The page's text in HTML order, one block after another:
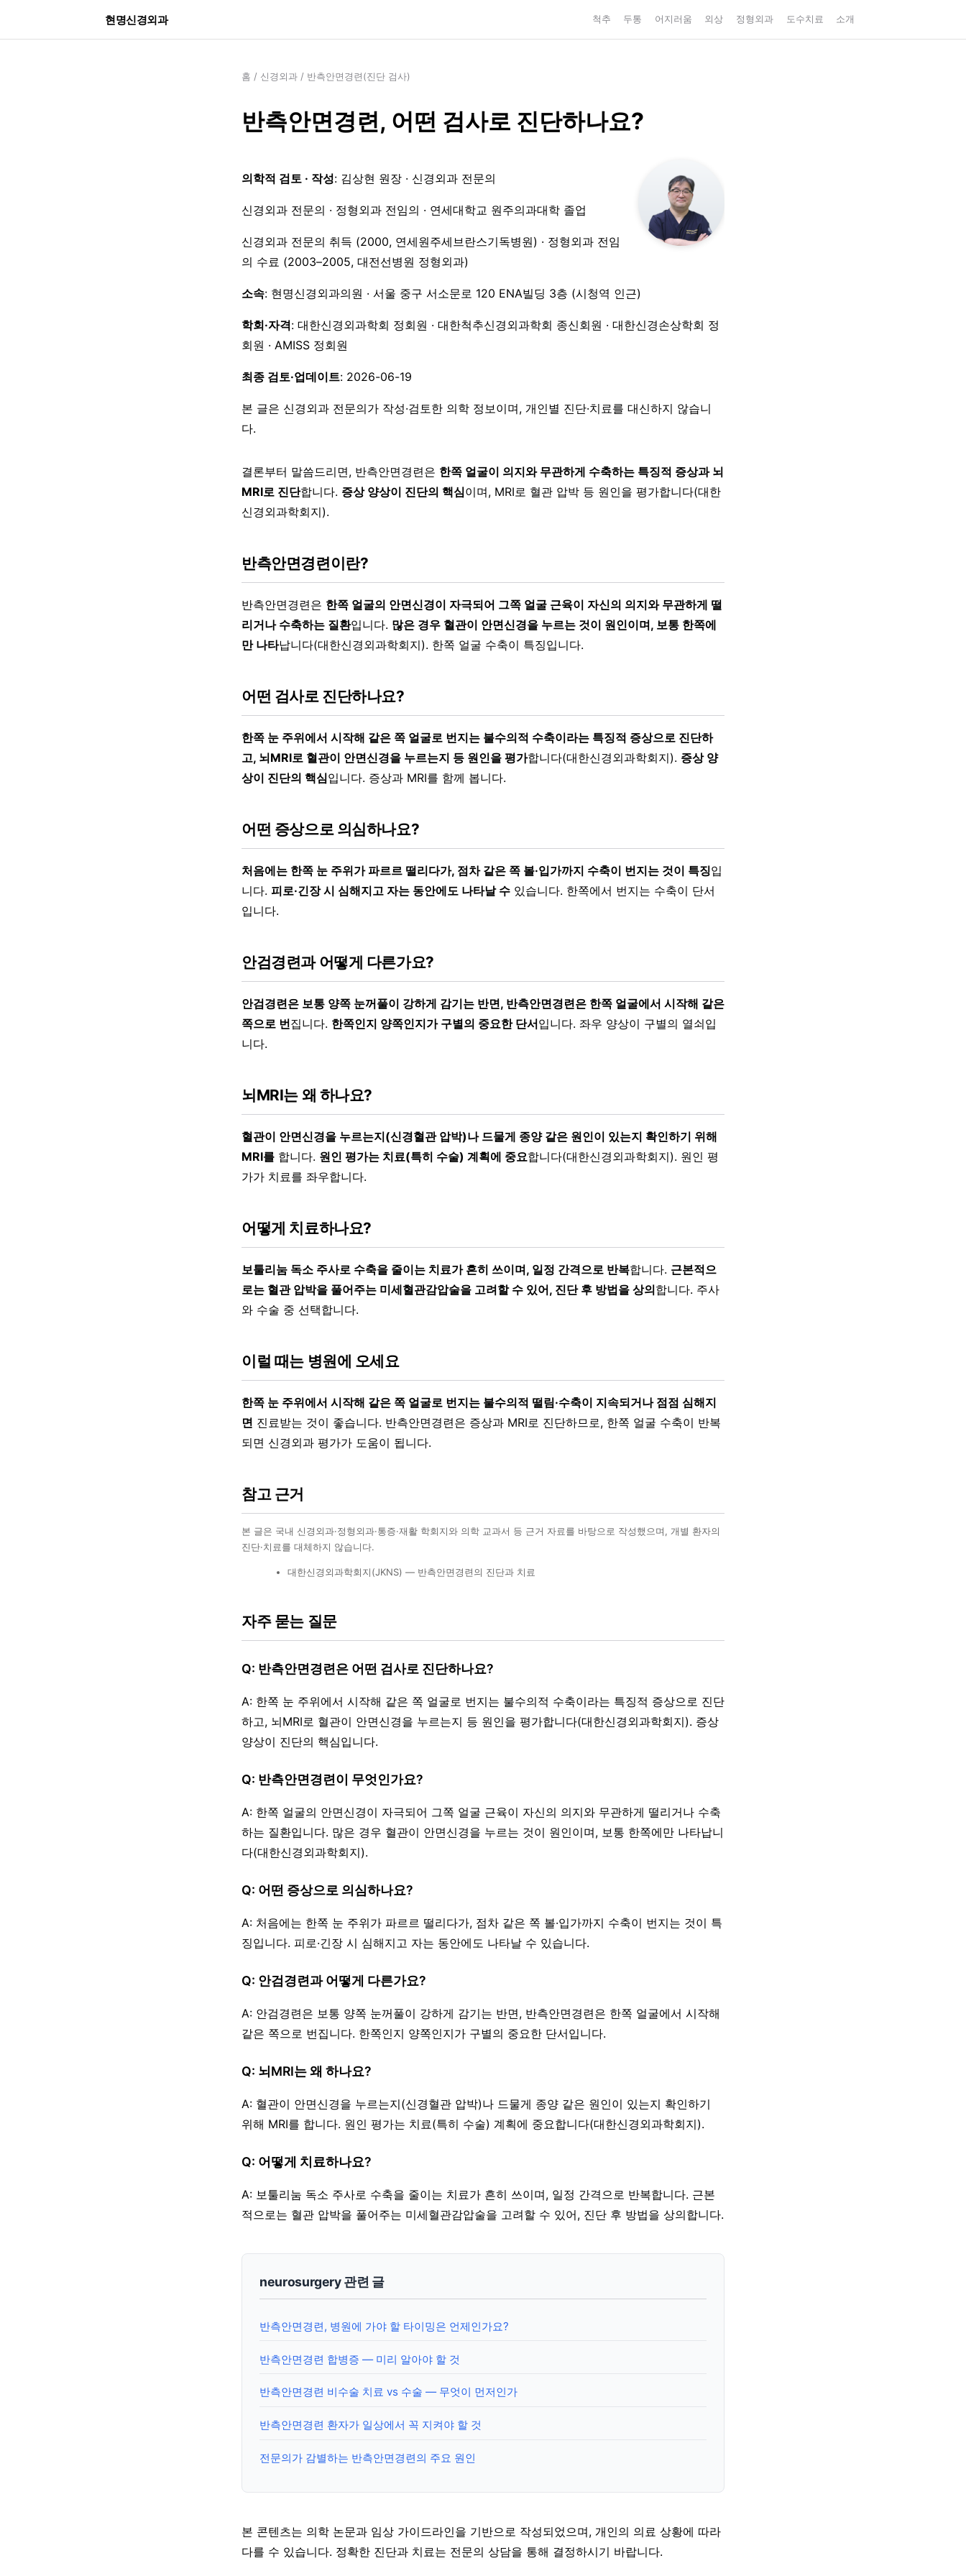
현명신경외과 척추 두통 어지러움 외상 정형외과 도수치료 소개
홈 / 신경외과 / 반측안면경련(진단 검사)
반측안면경련, 어떤 검사로 진단하나요?
의학적 검토 · 작성: 김상현 원장 · 신경외과 전문의
신경외과 전문의 · 정형외과 전임의 · 연세대학교 원주의과대학 졸업
신경외과 전문의 취득 (2000, 연세원주세브란스기독병원) · 정형외과 전임
의 수료 (2003–2005, 대전선병원 정형외과)
소속: 현명신경외과의원 · 서울 중구 서소문로 120 ENA빌딩 3층 (시청역 인근)
학회·자격: 대한신경외과학회 정회원 · 대한척추신경외과학회 종신회원 · 대한신경손상학회 정
회원 · AMISS 정회원
최종 검토·업데이트: 2026-06-19
본 글은 신경외과 전문의가 작성·검토한 의학 정보이며, 개인별 진단·치료를 대신하지 않습니
다.
결론부터 말씀드리면, 반측안면경련은 한쪽 얼굴이 의지와 무관하게 수축하는 특징적 증상과 뇌
MRI로 진단합니다. 증상 양상이 진단의 핵심이며, MRI로 혈관 압박 등 원인을 평가합니다(대한
신경외과학회지).
반측안면경련이란?
반측안면경련은 한쪽 얼굴의 안면신경이 자극되어 그쪽 얼굴 근육이 자신의 의지와 무관하게 떨
리거나 수축하는 질환입니다. 많은 경우 혈관이 안면신경을 누르는 것이 원인이며, 보통 한쪽에
만 나타납니다(대한신경외과학회지). 한쪽 얼굴 수축이 특징입니다.
어떤 검사로 진단하나요?
한쪽 눈 주위에서 시작해 같은 쪽 얼굴로 번지는 불수의적 수축이라는 특징적 증상으로 진단하
고, 뇌MRI로 혈관이 안면신경을 누르는지 등 원인을 평가합니다(대한신경외과학회지). 증상 양
상이 진단의 핵심입니다. 증상과 MRI를 함께 봅니다.
어떤 증상으로 의심하나요?
처음에는 한쪽 눈 주위가 파르르 떨리다가, 점차 같은 쪽 볼·입가까지 수축이 번지는 것이 특징입
니다. 피로·긴장 시 심해지고 자는 동안에도 나타날 수 있습니다. 한쪽에서 번지는 수축이 단서
입니다.
안검경련과 어떻게 다른가요?
안검경련은 보통 양쪽 눈꺼풀이 강하게 감기는 반면, 반측안면경련은 한쪽 얼굴에서 시작해 같은
쪽으로 번집니다. 한쪽인지 양쪽인지가 구별의 중요한 단서입니다. 좌우 양상이 구별의 열쇠입
니다.
뇌MRI는 왜 하나요?
혈관이 안면신경을 누르는지(신경혈관 압박)나 드물게 종양 같은 원인이 있는지 확인하기 위해
MRI를 합니다. 원인 평가는 치료(특히 수술) 계획에 중요합니다(대한신경외과학회지). 원인 평
가가 치료를 좌우합니다.
어떻게 치료하나요?
보툴리눔 독소 주사로 수축을 줄이는 치료가 흔히 쓰이며, 일정 간격으로 반복합니다. 근본적으
로는 혈관 압박을 풀어주는 미세혈관감압술을 고려할 수 있어, 진단 후 방법을 상의합니다. 주사
와 수술 중 선택합니다.
이럴 때는 병원에 오세요
한쪽 눈 주위에서 시작해 같은 쪽 얼굴로 번지는 불수의적 떨림·수축이 지속되거나 점점 심해지
면 진료받는 것이 좋습니다. 반측안면경련은 증상과 MRI로 진단하므로, 한쪽 얼굴 수축이 반복
되면 신경외과 평가가 도움이 됩니다.
참고 근거
본 글은 국내 신경외과·정형외과·통증·재활 학회지와 의학 교과서 등 근거 자료를 바탕으로 작성했으며, 개별 환자의
진단·치료를 대체하지 않습니다.
대한신경외과학회지(JKNS) — 반측안면경련의 진단과 치료
자주 묻는 질문
Q: 반측안면경련은 어떤 검사로 진단하나요?
A: 한쪽 눈 주위에서 시작해 같은 쪽 얼굴로 번지는 불수의적 수축이라는 특징적 증상으로 진단
하고, 뇌MRI로 혈관이 안면신경을 누르는지 등 원인을 평가합니다(대한신경외과학회지). 증상
양상이 진단의 핵심입니다.
Q: 반측안면경련이 무엇인가요?
A: 한쪽 얼굴의 안면신경이 자극되어 그쪽 얼굴 근육이 자신의 의지와 무관하게 떨리거나 수축
하는 질환입니다. 많은 경우 혈관이 안면신경을 누르는 것이 원인이며, 보통 한쪽에만 나타납니
다(대한신경외과학회지).
Q: 어떤 증상으로 의심하나요?
A: 처음에는 한쪽 눈 주위가 파르르 떨리다가, 점차 같은 쪽 볼·입가까지 수축이 번지는 것이 특
징입니다. 피로·긴장 시 심해지고 자는 동안에도 나타날 수 있습니다.
Q: 안검경련과 어떻게 다른가요?
A: 안검경련은 보통 양쪽 눈꺼풀이 강하게 감기는 반면, 반측안면경련은 한쪽 얼굴에서 시작해
같은 쪽으로 번집니다. 한쪽인지 양쪽인지가 구별의 중요한 단서입니다.
Q: 뇌MRI는 왜 하나요?
A: 혈관이 안면신경을 누르는지(신경혈관 압박)나 드물게 종양 같은 원인이 있는지 확인하기
위해 MRI를 합니다. 원인 평가는 치료(특히 수술) 계획에 중요합니다(대한신경외과학회지).
Q: 어떻게 치료하나요?
A: 보툴리눔 독소 주사로 수축을 줄이는 치료가 흔히 쓰이며, 일정 간격으로 반복합니다. 근본
적으로는 혈관 압박을 풀어주는 미세혈관감압술을 고려할 수 있어, 진단 후 방법을 상의합니다.
neurosurgery 관련 글
반측안면경련, 병원에 가야 할 타이밍은 언제인가요?
반측안면경련 합병증 — 미리 알아야 할 것
반측안면경련 비수술 치료 vs 수술 — 무엇이 먼저인가
반측안면경련 환자가 일상에서 꼭 지켜야 할 것
전문의가 감별하는 반측안면경련의 주요 원인
본 콘텐츠는 의학 논문과 임상 가이드라인을 기반으로 작성되었으며, 개인의 의료 상황에 따라
다를 수 있습니다. 정확한 진단과 치료는 전문의 상담을 통해 결정하시기 바랍니다.